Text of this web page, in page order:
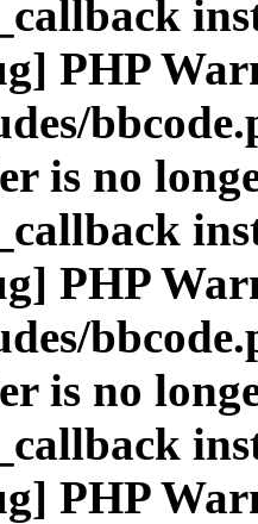
PHP
is no
PHP
is no
PHP